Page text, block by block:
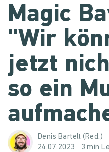
Magic
"Wir
jetzt
so ein
Denis Bartelt (Red.)
24.07.2023
3 min